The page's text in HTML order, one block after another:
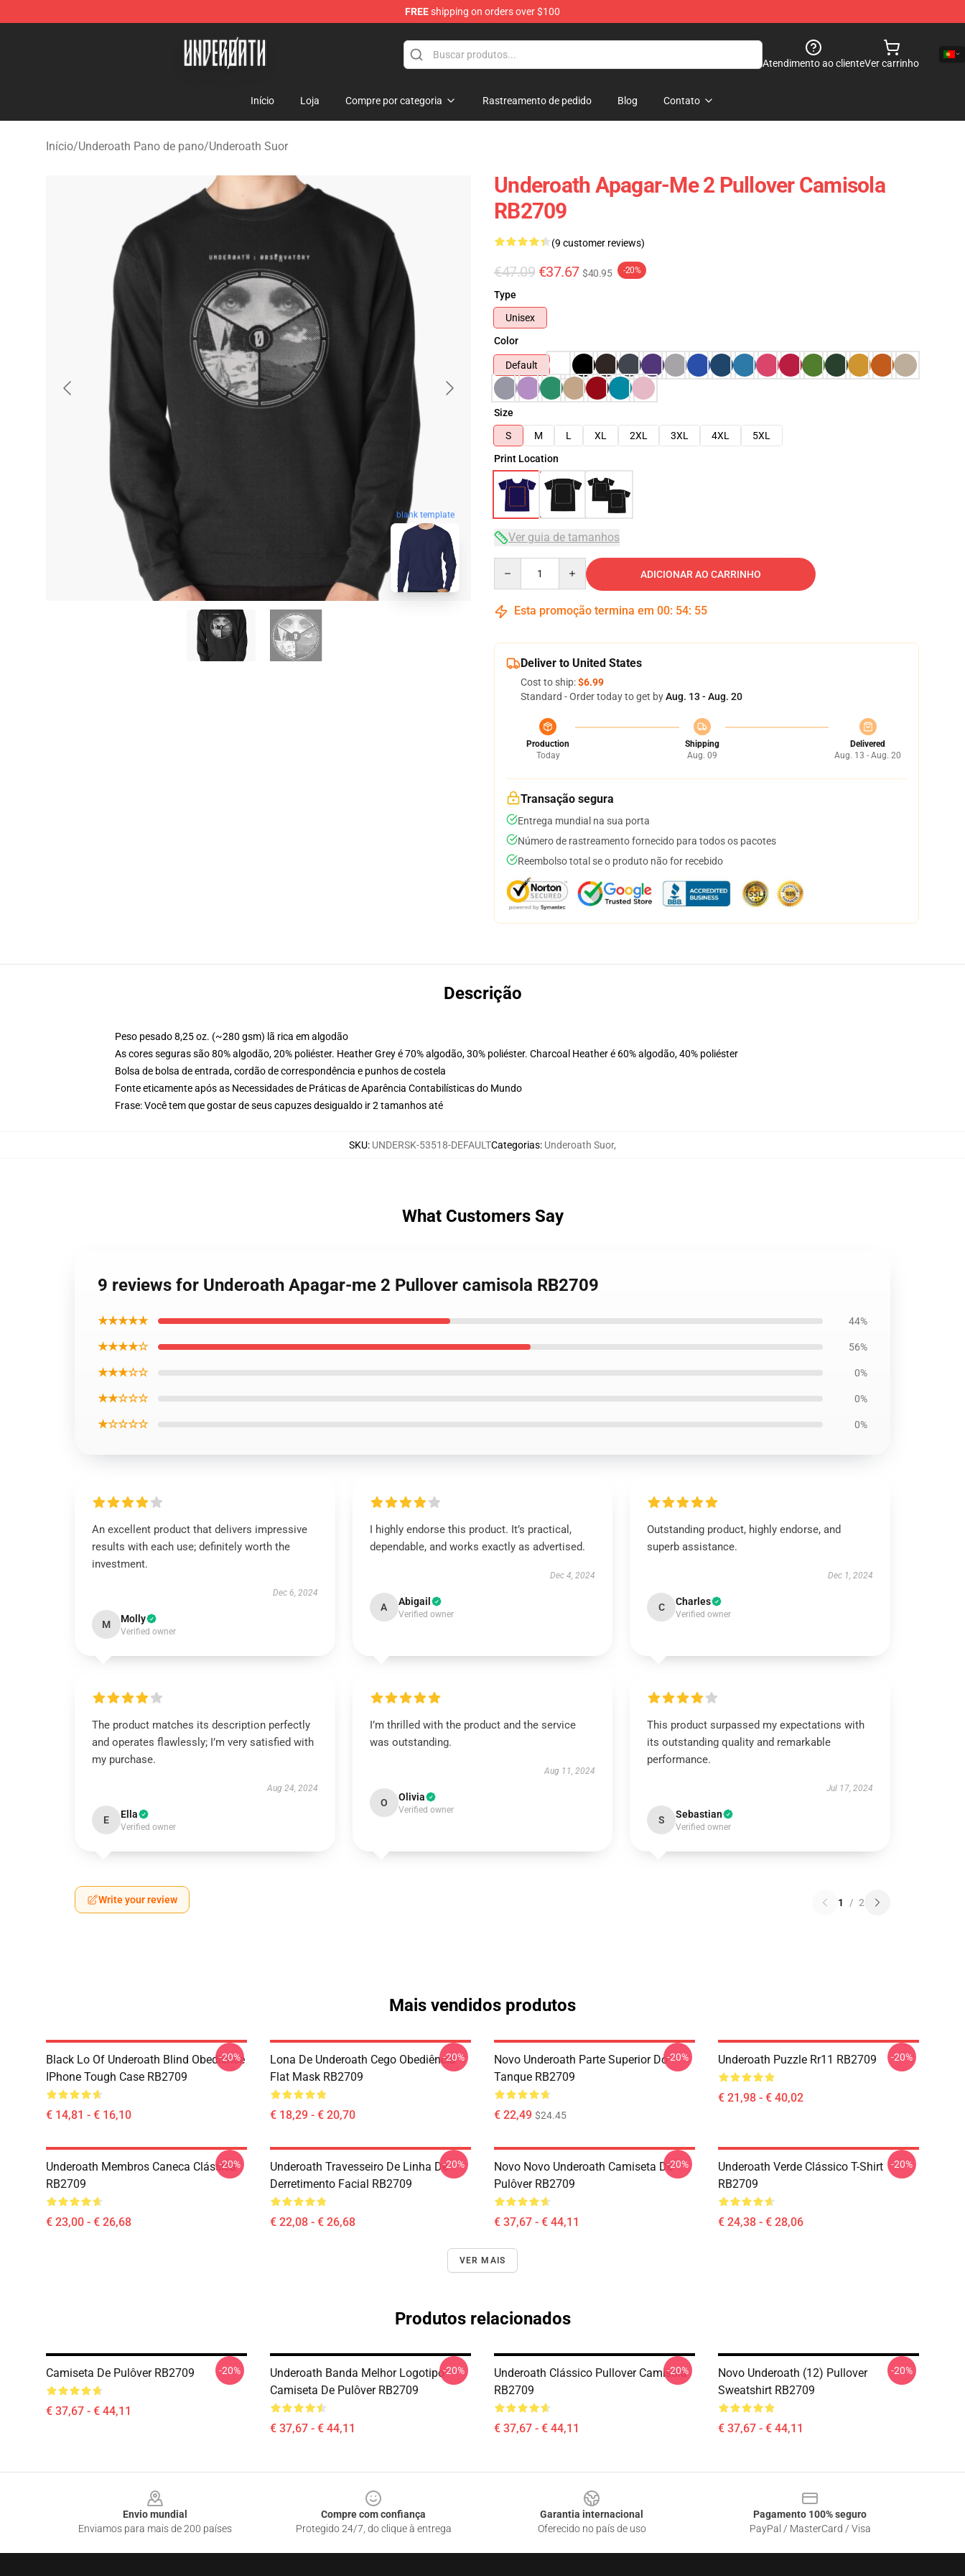
FREEshipping on orders over $100
Underoath Store - Official Underoath Merchandise Shop
Atendimento ao clienteVer carrinho
Início Loja Compre por categoria Rastreamento de pedido Blog Contato
Início/Underoath Pano de pano/Underoath Suor
blank template
Underoath Apagar-Me 2 Pullover Camisola
RB2709
(9 customer reviews)
€47.09 €37.67 $40.95 -20%
Type
Unisex
Color
Default
Size
S
M L XL 2XL 3XL 4XL
5XL
Print Location
Ver guia de tamanhos
ADICIONAR AO CARRINHO
Esta promoção termina em 00: 54: 54
Deliver to United States
Cost to ship:$6.99
Standard - Order today to get byAug. 13 - Aug. 20
Production
Today
Shipping
Aug. 09
Delivered
Aug. 13 - Aug. 20
Transação segura
Entrega mundial na sua porta
Número de rastreamento fornecido para todos os pacotes
Reembolso total se o produto não for recebido
Descrição
Peso pesado 8,25 oz. (~280 gsm) lã rica em algodão
As cores seguras são 80% algodão, 20% poliéster. Heather Grey é 70% algodão, 30% poliéster. Charcoal Heather é 60% algodão, 40% poliéster
Bolsa de bolsa de entrada, cordão de correspondência e punhos de costela
Fonte eticamente após as Necessidades de Práticas de Aparência Contabilísticas do Mundo
Frase: Você tem que gostar de seus capuzes desigualdo ir 2 tamanhos até
SKU: UNDERSK-53518-DEFAULTCategorias: Underoath Suor,
What Customers Say
9 reviews for Underoath Apagar-me 2 Pullover camisola RB2709
★★★★★ 44%
★★★★☆ 56%
★★★☆☆ 0%
★★☆☆☆ 0%
★☆☆☆☆ 0%
An excellent product that delivers impressive
results with each use; definitely worth the
investment.
Dec 6, 2024
M Molly
Verified owner
I highly endorse this product. It’s practical,
dependable, and works exactly as advertised.
Dec 4, 2024
A Abigail
Verified owner
Outstanding product, highly endorse, and
superb assistance.
Dec 1, 2024
C Charles
Verified owner
The product matches its description perfectly
and operates flawlessly; I’m very satisfied with
my purchase.
Aug 24, 2024
E Ella
Verified owner
I’m thrilled with the product and the service
was outstanding.
Aug 11, 2024
O Olivia
Verified owner
This product surpassed my expectations with
its outstanding quality and remarkable
performance.
Jul 17, 2024
S Sebastian
Verified owner
Write your review 1 / 2
Mais vendidos produtos
Black Lo Of Underoath Blind Obedience
IPhone Tough Case RB2709
€ 14,81 - € 16,10
-20%
Lona De Underoath Cego Obediência
Flat Mask RB2709
€ 18,29 - € 20,70
-20%
Novo Underoath Parte Superior Do
Tanque RB2709
€ 22,49 $24.45
-20% Underoath Puzzle Rr11 RB2709
€ 21,98 - € 40,02
-20%
Underoath Membros Caneca Clássica
RB2709
€ 23,00 - € 26,68
-20%
Underoath Travesseiro De Linha De
Derretimento Facial RB2709
€ 22,08 - € 26,68
-20%
Novo Novo Underoath Camiseta De
Pulôver RB2709
€ 37,67 - € 44,11
-20%
Underoath Verde Clássico T-Shirt
RB2709
€ 24,38 - € 28,06
-20%
VER MAIS
Produtos relacionados
Camiseta De Pulôver RB2709
€ 37,67 - € 44,11
-20%
Underoath Banda Melhor Logotipo
Camiseta De Pulôver RB2709
€ 37,67 - € 44,11
-20%
Underoath Clássico Pullover Camisola
RB2709
€ 37,67 - € 44,11
-20%
Novo Underoath (12) Pullover
Sweatshirt RB2709
€ 37,67 - € 44,11
-20%
Envio mundial
Enviamos para mais de 200 países
Compre com confiança
Protegido 24/7, do clique à entrega
Garantia internacional
Oferecido no país de uso
Pagamento 100% seguro
PayPal / MasterCard / Visa